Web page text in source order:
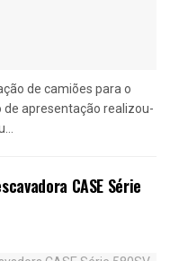
de camiões para o
de apresentação realizou-
CASE Série